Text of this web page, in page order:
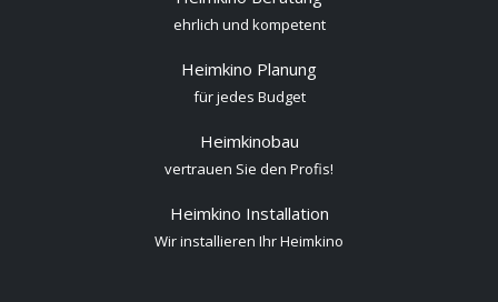
ehrlich und kompetent
Heimkino Planung
für jedes Budget
Heimkinobau
vertrauen Sie den Profis!
Heimkino Installation
Wir installieren Ihr Heimkino